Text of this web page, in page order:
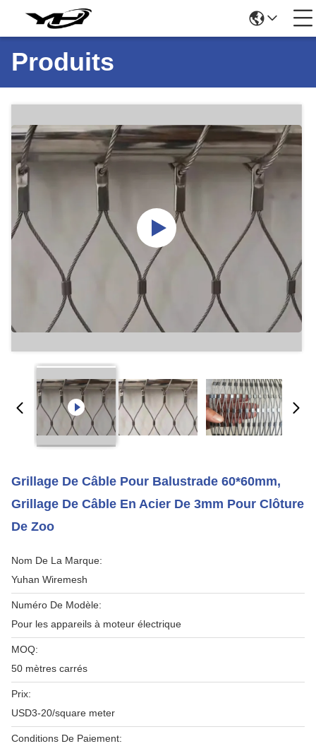
Produits
Grillage De Câble Pour Balustrade 60*60mm,
Grillage De Câble En Acier De 3mm Pour Clôture
De Zoo
Nom De La Marque:
Yuhan Wiremesh
Numéro De Modèle:
Pour les appareils à moteur électrique
MOQ:
50 mètres carrés
Prix:
USD3-20/square meter
Conditions De Paiement: